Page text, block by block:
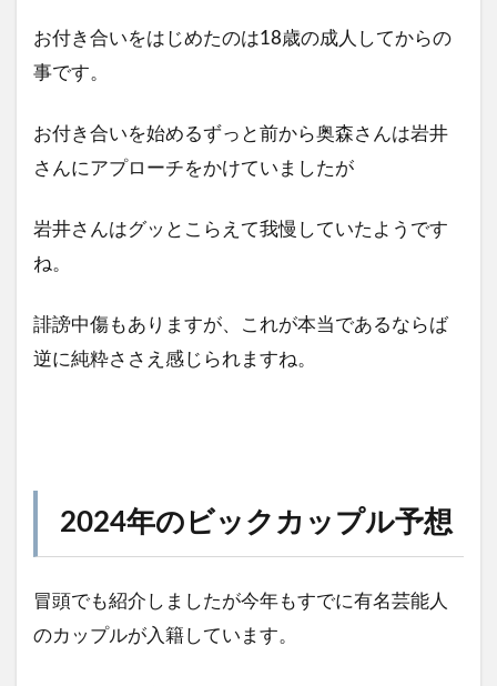
お付き合いをはじめたのは18歳の成人してからの
事です。
お付き合いを始めるずっと前から奥森さんは岩井
さんにアプローチをかけていましたが
岩井さんはグッとこらえて我慢していたようです
ね。
誹謗中傷もありますが、これが本当であるならば
逆に純粋ささえ感じられますね。
2024年のビックカップル予想
冒頭でも紹介しましたが今年もすでに有名芸能人
のカップルが入籍しています。